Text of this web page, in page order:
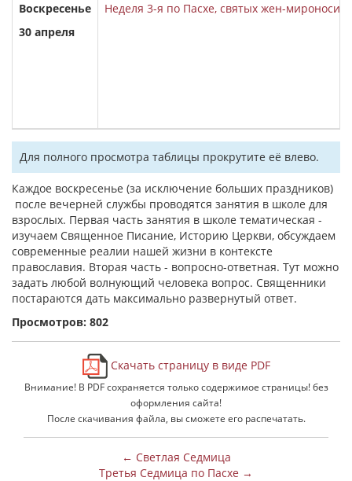
Воскресенье
30 апреля
Неделя 3-я по Пасхе, святых жен-мироносиц
Для полного просмотра таблицы прокрутите её влево.
Каждое воскресенье (за исключение больших праздников)
после вечерней службы проводятся занятия в школе для
взрослых. Первая часть занятия в школе тематическая -
изучаем Священное Писание, Историю Церкви, обсуждаем
современные реалии нашей жизни в контексте
православия. Вторая часть - вопросно-ответная. Тут можно
задать любой волнующий человека вопрос. Священники
постараются дать максимально развернутый ответ.
Просмотров: 802
Скачать страницу в виде PDF
Внимание! В PDF сохраняется только содержимое страницы! без
оформления сайта!
После скачивания файла, вы сможете его распечатать.
← Светлая Седмица
Третья Седмица по Пасхе →